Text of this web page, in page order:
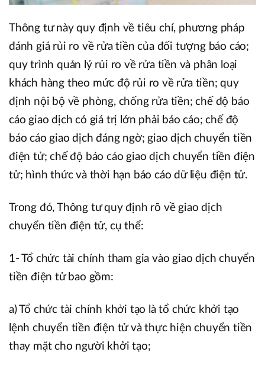
Thông tư này quy định về tiêu chí, phương pháp
đánh giá rủi ro về rửa tiền của đối tượng báo cáo;
quy trình quản lý rủi ro về rửa tiền và phân loại
khách hàng theo mức độ rủi ro về rửa tiền; quy
định nội bộ về phòng, chống rửa tiền; chế độ báo
cáo giao dịch có giá trị lớn phải báo cáo; chế độ
báo cáo giao dịch đáng ngờ; giao dịch chuyển tiền
điện tử; chế độ báo cáo giao dịch chuyển tiền điện
tử; hình thức và thời hạn báo cáo dữ liệu điện tử.
Trong đó, Thông tư quy định rõ về giao dịch
chuyển tiền điện tử, cụ thể:
1- Tổ chức tài chính tham gia vào giao dịch chuyển
tiền điện tử bao gồm:
a) Tổ chức tài chính khởi tạo là tổ chức khởi tạo
lệnh chuyển tiền điện tử và thực hiện chuyển tiền
thay mặt cho người khởi tạo;